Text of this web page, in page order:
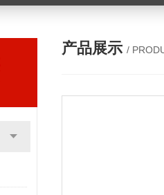
产品展示 /